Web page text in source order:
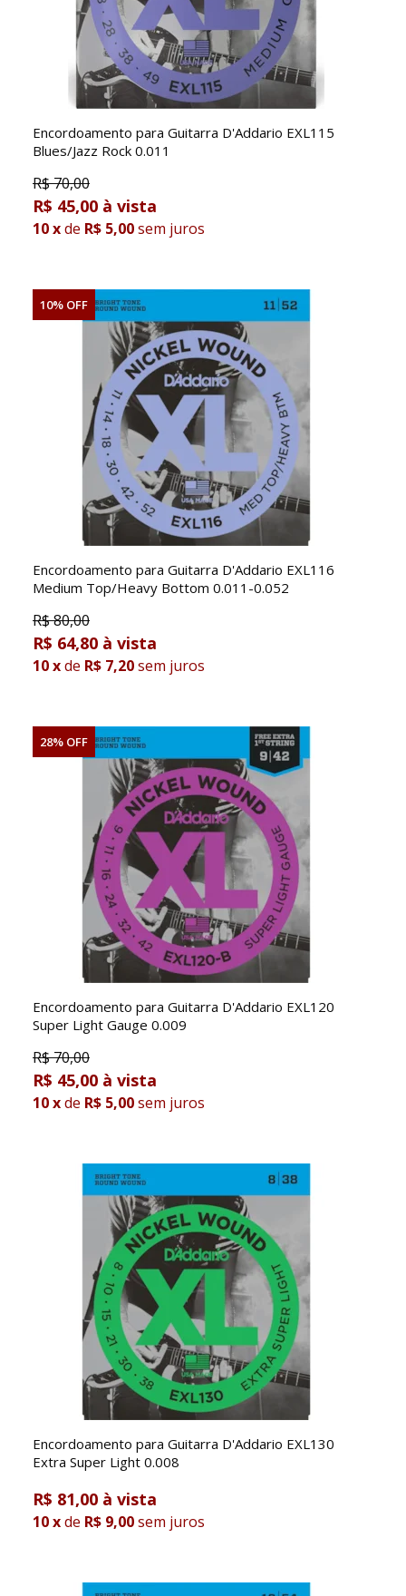
Encordoamento para Guitarra D'Addario EXL115
Blues/Jazz Rock 0.011
R$70,00
R$ 45,00
10xde R$ 5,00sem juros
10% OFF
Encordoamento para Guitarra D'Addario EXL116
Medium Top/Heavy Bottom 0.011-0.052
R$80,00
R$ 64,80
10xde R$ 7,20sem juros
28% OFF
Encordoamento para Guitarra D'Addario EXL120
Super Light Gauge 0.009
R$70,00
R$ 45,00
10xde R$ 5,00sem juros
Encordoamento para Guitarra D'Addario EXL130
Extra Super Light 0.008
R$ 81,00
10xde R$ 9,00sem juros